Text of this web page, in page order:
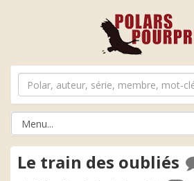
Le train des oubliés